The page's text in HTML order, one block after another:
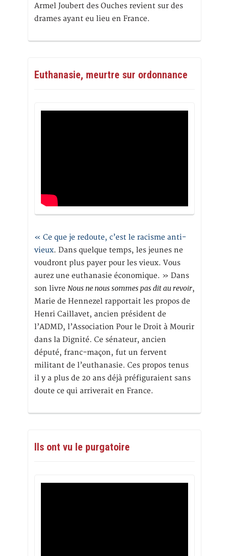
Armel Joubert des Ouches revient sur des
drames ayant eu lieu en France.
Euthanasie, meurtre sur ordonnance
« Ce que je redoute, c’est le racisme anti-
vieux. Dans quelque temps, les jeunes ne
voudront plus payer pour les vieux. Vous
aurez une euthanasie économique. » Dans
son livre Nous ne nous sommes pas dit au revoir,
Marie de Hennezel rapportait les propos de
Henri Caillavet, ancien président de
l’ADMD, l’Association Pour le Droit à Mourir
dans la Dignité. Ce sénateur, ancien
député, franc-maçon, fut un fervent
militant de l’euthanasie. Ces propos tenus
il y a plus de 20 ans déjà préfiguraient sans
doute ce qui arriverait en France.
Ils ont vu le purgatoire